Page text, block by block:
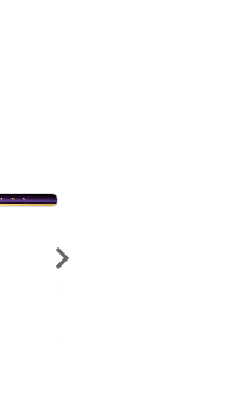
Samuel Câmara